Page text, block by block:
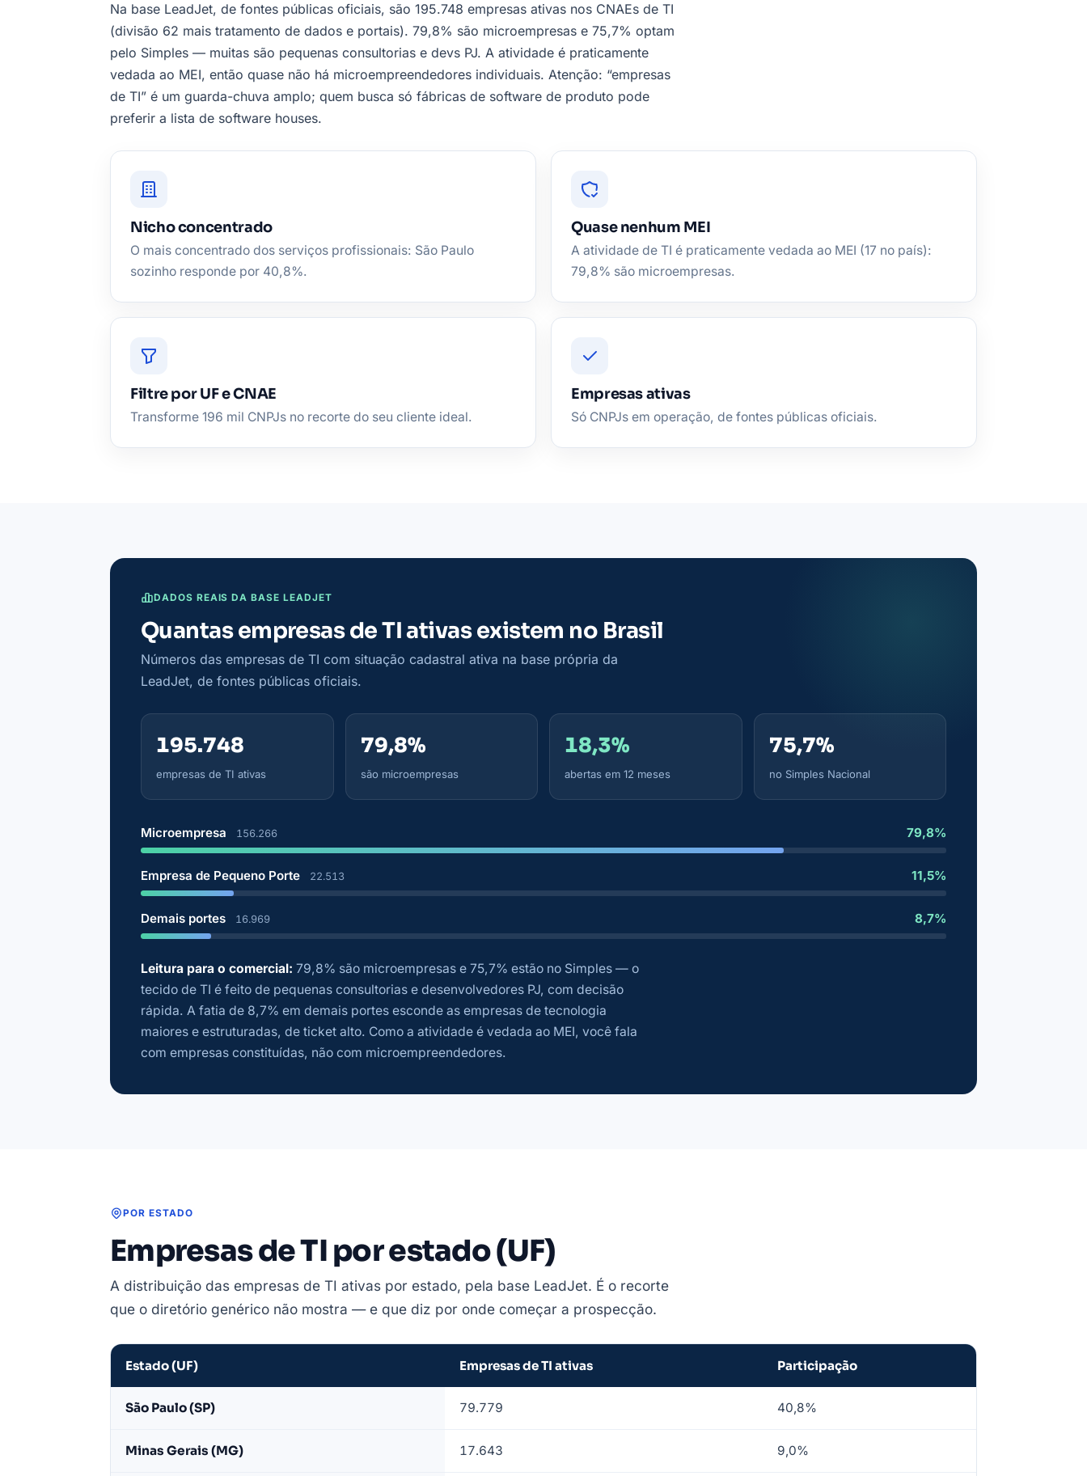
Na base LeadJet, de fontes públicas oficiais, são 195.748 empresas ativas nos CNAEs de TI
(divisão 62 mais tratamento de dados e portais). 79,8% são microempresas e 75,7% optam
pelo Simples — muitas são pequenas consultorias e devs PJ. A atividade é praticamente
vedada ao MEI, então quase não há microempreendedores individuais. Atenção: “empresas
de TI” é um guarda-chuva amplo; quem busca só fábricas de software de produto pode
preferir a lista de software houses.
Nicho concentrado
O mais concentrado dos serviços profissionais: São Paulo
sozinho responde por 40,8%.
Quase nenhum MEI
A atividade de TI é praticamente vedada ao MEI (17 no país):
79,8% são microempresas.
Filtre por UF e CNAE
Transforme 196 mil CNPJs no recorte do seu cliente ideal.
Empresas ativas
Só CNPJs em operação, de fontes públicas oficiais.
DADOS REAIS DA BASE LEADJET
Quantas empresas de TI ativas existem no Brasil
Números das empresas de TI com situação cadastral ativa na base própria da
LeadJet, de fontes públicas oficiais.
195.748
empresas de TI ativas
79,8%
são microempresas
18,3%
abertas em 12 meses
75,7%
no Simples Nacional
Microempresa 156.266 79,8%
Empresa de Pequeno Porte 22.513 11,5%
Demais portes 16.969 8,7%
Leitura para o comercial: 79,8% são microempresas e 75,7% estão no Simples — o
tecido de TI é feito de pequenas consultorias e desenvolvedores PJ, com decisão
rápida. A fatia de 8,7% em demais portes esconde as empresas de tecnologia
maiores e estruturadas, de ticket alto. Como a atividade é vedada ao MEI, você fala
com empresas constituídas, não com microempreendedores.
POR ESTADO
Empresas de TI por estado (UF)
A distribuição das empresas de TI ativas por estado, pela base LeadJet. É o recorte
que o diretório genérico não mostra — e que diz por onde começar a prospecção.
ativas
Estado (UF) Empresas de TI ativas Participação
São Paulo (SP) 79.779 40,8%
Minas Gerais (MG) 17.643 9,0%